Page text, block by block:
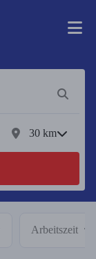
30 km
Arbeitszeit